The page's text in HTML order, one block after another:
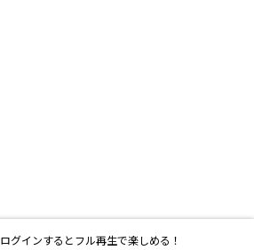
ログインするとフル再生で楽しめる！